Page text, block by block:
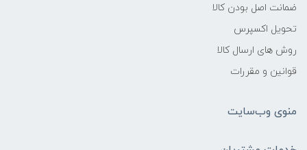
ضمانت اصل بودن کالا
تحویل اکسپرس
روش های ارسال کالا
قوانین و مقررات
منوی وب‌سایت